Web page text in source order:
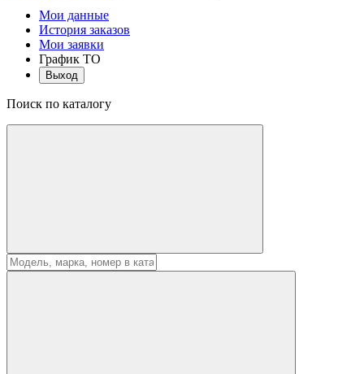
Мои данные
История заказов
Мои заявки
График ТО
Выход
Поиск по каталогу